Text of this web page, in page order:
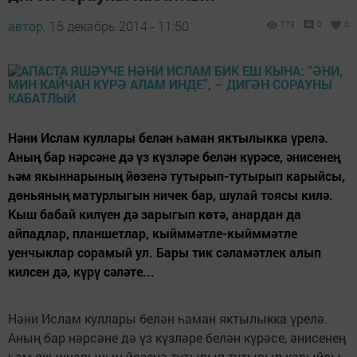
автор, 15 декабрь 2014 - 11:50 773 0 0
Нәни Ислам куллары белән һаман яктылыкка үрелә.
Аның бар нәрсәне дә үз күзләре белән күрәсе, әнисенең
һәм якыннарының йөзенә тутырып-тутырып карыйсы,
дөньяның матурлыгын ничек бар, шулай тоясы килә.
Кыш бабай килүен дә зарыгып көтә, анардан да
айпадлар, планшетлар, кыйммәтле-кыйммәтле
уенчыклар сорамый ул. Бары тик сәламәтлек алып
килсен дә, күрү сәләте...
Нәни Ислам куллары белән һаман яктылыкка үрелә.
Аның бар нәрсәне дә үз күзләре белән күрәсе, әнисенең